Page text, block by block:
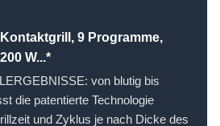
9 Programme,
W...*
von blutig bis
die patentierte Technologie
und Zyklus je nach Dicke des